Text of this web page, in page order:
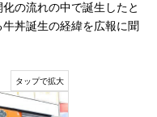
の流れの中で誕生したと
丼誕生の経緯を広報に聞